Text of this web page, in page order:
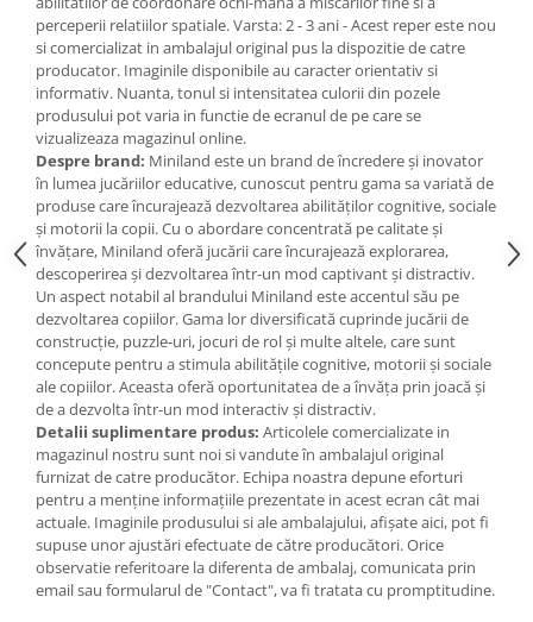
Zornaitoare
Jucarii dentitie
Jucarii senzoriale
Jucarii motrice pentru bebelusi
Saltele de activitati pentru bebe
Jucarii de sortat
Jucarii muzicale bebelusi
Puzzle bebelusi
perceperii relatiilor spatiale. Varsta: 2 - 3 ani - Acest reper este nou
si comercializat in ambalajul original pus la dispozitie de catre
producator. Imaginile disponibile au caracter orientativ si
informativ. Nuanta, tonul si intensitatea culorii din pozele
produsului pot varia in functie de ecranul de pe care se
vizualizeaza magazinul online.
Despre brand: Miniland este un brand de încredere și inovator
în lumea jucăriilor educative, cunoscut pentru gama sa variată de
produse care încurajează dezvoltarea abilităților cognitive, sociale
și motorii la copii. Cu o abordare concentrată pe calitate și
învățare, Miniland oferă jucării care încurajează explorarea,
descoperirea și dezvoltarea într-un mod captivant și distractiv.
Un aspect notabil al brandului Miniland este accentul său pe
dezvoltarea copiilor. Gama lor diversificată cuprinde jucării de
construcție, puzzle-uri, jocuri de rol și multe altele, care sunt
concepute pentru a stimula abilitățile cognitive, motorii și sociale
ale copiilor. Aceasta oferă oportunitatea de a învăța prin joacă și
de a dezvolta într-un mod interactiv și distractiv.
Detalii suplimentare produs: Articolele comercializate in
magazinul nostru sunt noi si vandute în ambalajul original
furnizat de catre producător. Echipa noastra depune eforturi
pentru a menține informațiile prezentate in acest ecran cât mai
actuale. Imaginile produsului si ale ambalajului, afișate aici, pot fi
supuse unor ajustări efectuate de către producători. Orice
observatie referitoare la diferenta de ambalaj, comunicata prin
email sau formularul de "Contact", va fi tratata cu promptitudine.